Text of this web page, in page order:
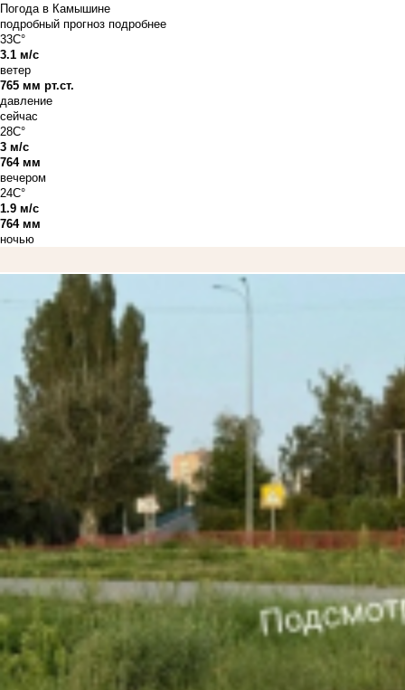
Погода в Камышине
подробный прогноз подробнее
33C°
3.1 м/с
ветер
765 мм рт.ст.
давление
сейчас
28C°
3 м/с
764 мм
вечером
24C°
1.9 м/с
764 мм
ночью